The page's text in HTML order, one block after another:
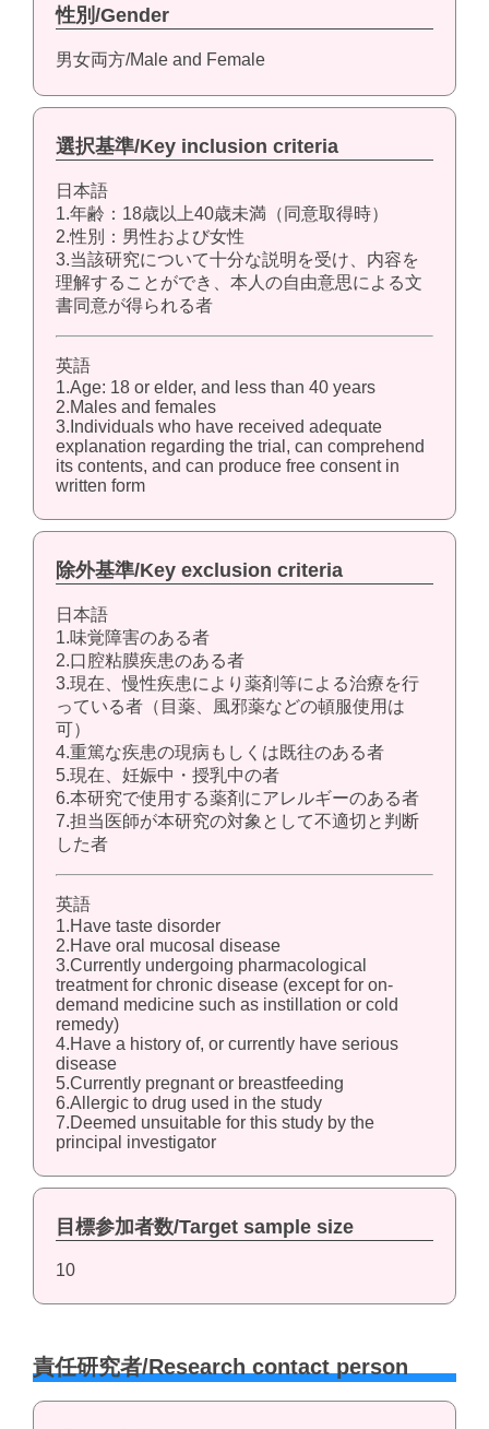
性別/Gender
男女両方/Male and Female
選択基準/Key inclusion criteria
日本語
1.年齢：18歳以上40歳未満（同意取得時）
2.性別：男性および女性
3.当該研究について十分な説明を受け、内容を
理解することができ、本人の自由意思による文
書同意が得られる者
英語
1.Age: 18 or elder, and less than 40 years
2.Males and females
3.Individuals who have received adequate
explanation regarding the trial, can comprehend
its contents, and can produce free consent in
written form
除外基準/Key exclusion criteria
日本語
1.味覚障害のある者
2.口腔粘膜疾患のある者
3.現在、慢性疾患により薬剤等による治療を行
っている者（目薬、風邪薬などの頓服使用は
可）
4.重篤な疾患の現病もしくは既往のある者
5.現在、妊娠中・授乳中の者
6.本研究で使用する薬剤にアレルギーのある者
7.担当医師が本研究の対象として不適切と判断
した者
英語
1.Have taste disorder
2.Have oral mucosal disease
3.Currently undergoing pharmacological
treatment for chronic disease (except for on-
demand medicine such as instillation or cold
remedy)
4.Have a history of, or currently have serious
disease
5.Currently pregnant or breastfeeding
6.Allergic to drug used in the study
7.Deemed unsuitable for this study by the
principal investigator
目標参加者数/Target sample size
10
責任研究者/Research contact person